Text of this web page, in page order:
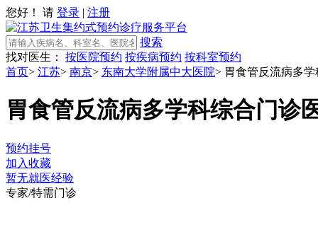
您好！ 请 登录 | 注册
搜索
找对医生：
按医院预约 按疾病预约 按科室预约
首页> 江苏> 南京> 东南大学附属中大医院> 胃食管反流病多
胃食管反流病多学科综合门诊
预约挂号
加入收藏
暂无就医经验
专家/特需门诊